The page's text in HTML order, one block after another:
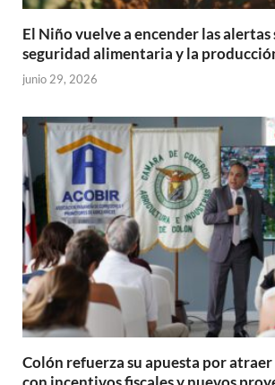
El Niño vuelve a encender las alertas
seguridad alimentaria y la
junio 29, 2026
Colón refuerza su apuesta por